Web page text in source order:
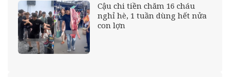
Cậu chi tiền chăm 16 cháu
nghỉ hè, 1 tuần dùng hết nửa
con lợn